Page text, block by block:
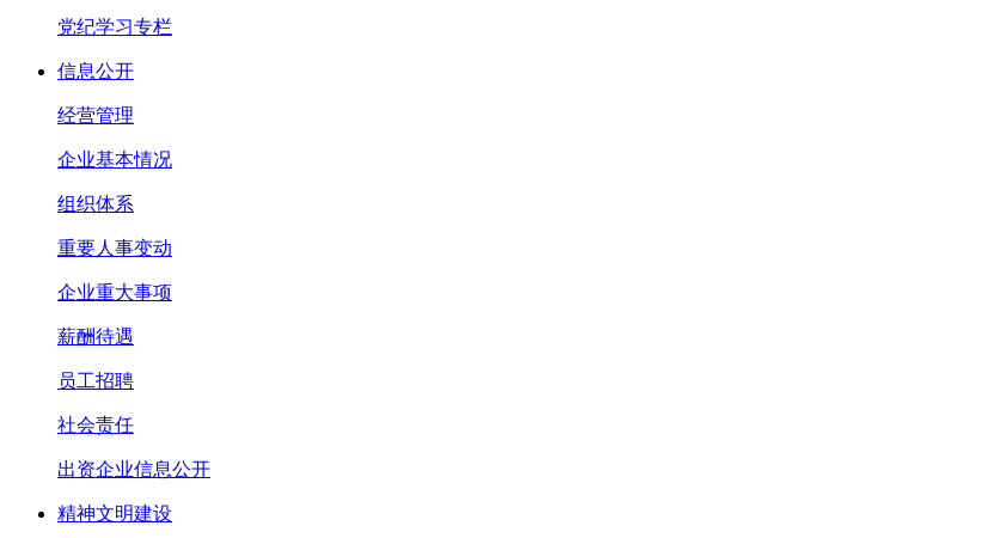
党纪学习专栏
信息公开
经营管理
企业基本情况
组织体系
重要人事变动
企业重大事项
薪酬待遇
员工招聘
社会责任
出资企业信息公开
精神文明建设